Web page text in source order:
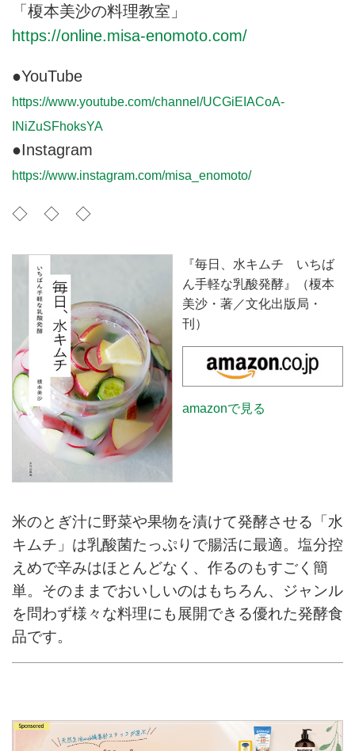
「榎本美沙の料理教室」
https://online.misa-enomoto.com/
●YouTube
https://www.youtube.com/channel/UCGiEIACoA-
INiZuSFhoksYA
●Instagram
https://www.instagram.com/misa_enomoto/
◇ ◇ ◇
『毎日、水キムチ いちば
ん手軽な乳酸発酵』（榎本
美沙・著／文化出版局・
刊）
amazonで見る
米のとぎ汁に野菜や果物を漬けて発酵させる「水
キムチ」は乳酸菌たっぷりで腸活に最適。塩分控
えめで辛みはほとんどなく、作るのもすごく簡
単。そのままでおいしいのはもちろん、ジャンル
を問わず様々な料理にも展開できる優れた発酵食
品です。